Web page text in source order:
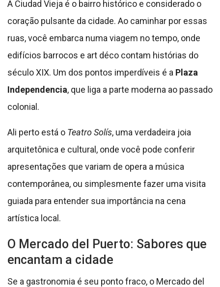
A Ciudad Vieja é o bairro histórico e considerado o
coração pulsante da cidade. Ao caminhar por essas
ruas, você embarca numa viagem no tempo, onde
edifícios barrocos e art déco contam histórias do
século XIX. Um dos pontos imperdíveis é a Plaza
Independencia, que liga a parte moderna ao passado
colonial.
Ali perto está o Teatro Solís, uma verdadeira joia
arquitetônica e cultural, onde você pode conferir
apresentações que variam de opera a música
contemporânea, ou simplesmente fazer uma visita
guiada para entender sua importância na cena
artística local.
O Mercado del Puerto: Sabores que
encantam a cidade
Se a gastronomia é seu ponto fraco, o Mercado del